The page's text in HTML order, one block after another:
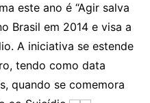
este ano é “Agir salva
Brasil em 2014 e visa a
A iniciativa se estende
tendo como data
quando se comemora